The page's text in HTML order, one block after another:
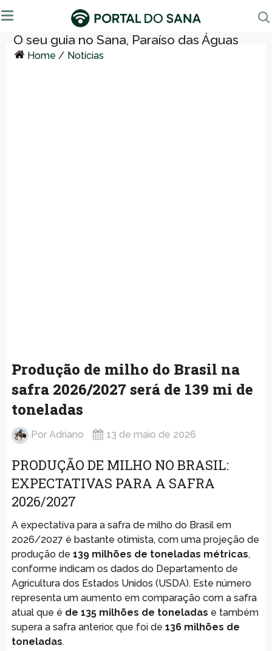
Home / Notícias
Produção de milho do Brasil na
safra 2026/2027 será de 139 mi de
toneladas
Por Adriano 13 de maio de 2026
PRODUÇÃO DE MILHO NO BRASIL:
EXPECTATIVAS PARA A SAFRA
2026/2027
A expectativa para a safra de milho do Brasil em
2026/2027 é bastante otimista, com uma projeção de
produção de 139 milhões de toneladas métricas,
conforme indicam os dados do Departamento de
Agricultura dos Estados Unidos (USDA). Este número
representa um aumento em comparação com a safra
atual que é de 135 milhões de toneladas e também
supera a safra anterior, que foi de 136 milhões de
toneladas.